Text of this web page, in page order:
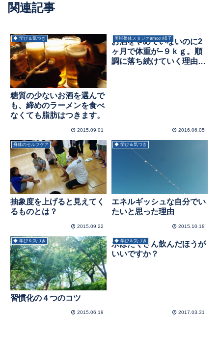
関連記事
◆ 学び＆気づき
糖質の少ないお酒を選んで
も、締めのラーメンを食べ
なくても脂肪はつきます。
2015.09.01
美脚整体スタジオamoの様子
お酒をやめていないのに2
ヶ月で体重が−９ｋｇ。順
調に落ち続けていく理由と
2016.06.05
身体のセルフケア
抽象度を上げると見えてく
るものとは？
2015.09.22
◆ 学び＆気づき
エネルギッシュな自分でい
たいと思った理由
2015.10.18
◆ 学び＆気づき
習慣化の４つのコツ
2015.06.19
◆ 学び＆気づき
水はたくさん飲んだほうが
いいですか？
2017.03.31